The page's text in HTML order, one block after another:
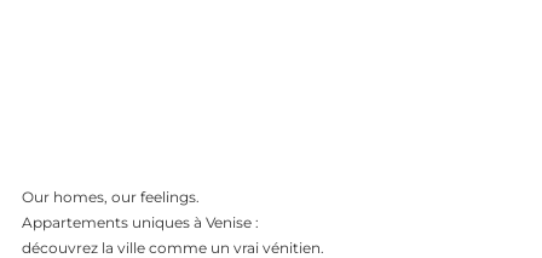
Our homes, our feelings.
Appartements uniques à Venise :
découvrez la ville comme un vrai vénitien.